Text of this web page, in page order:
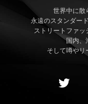
世界中に散
永遠のスタンダー
ストリートファッ
国内、
そして噂やリ